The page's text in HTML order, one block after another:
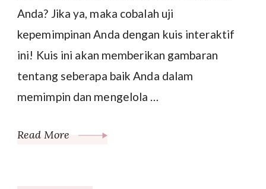
Anda? Jika ya, maka cobalah uji
kepemimpinan Anda dengan kuis interaktif
ini! Kuis ini akan memberikan gambaran
tentang seberapa baik Anda dalam
memimpin dan mengelola …
Read More